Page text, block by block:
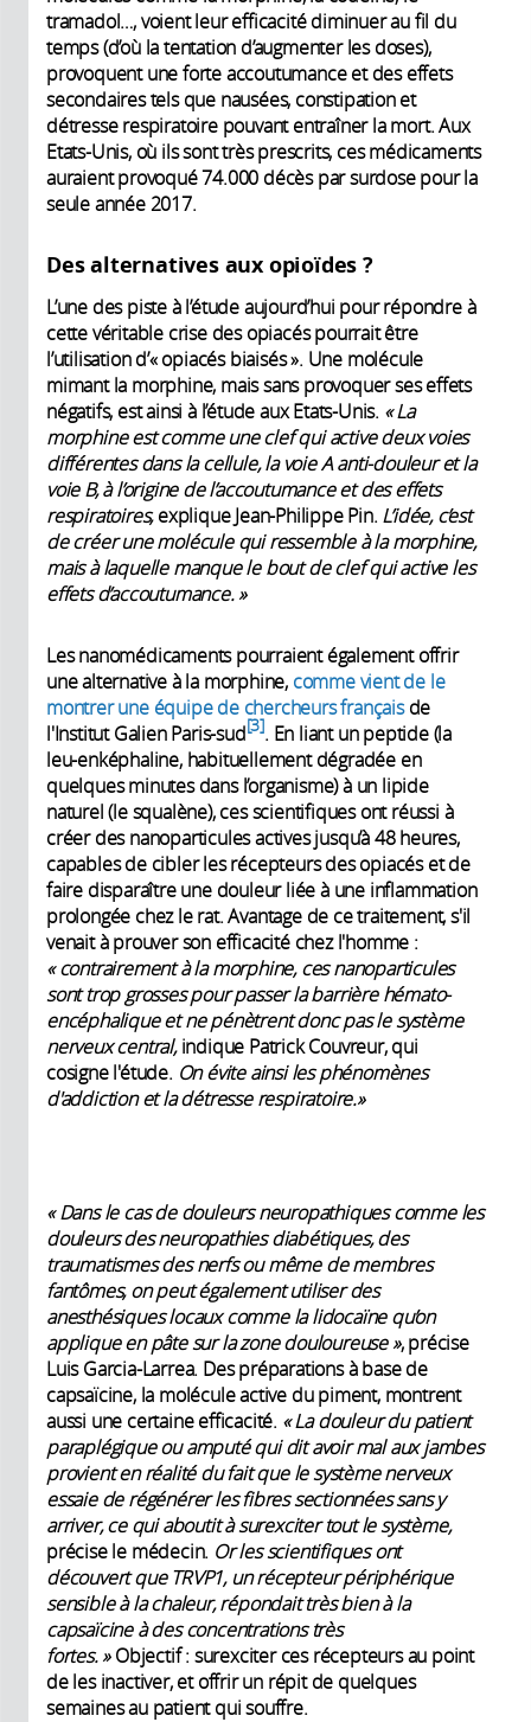
tramadol…, voient leur efficacité diminuer au fil du
temps (d’où la tentation d’augmenter les doses),
provoquent une forte accoutumance et des effets
secondaires tels que nausées, constipation et
détresse respiratoire pouvant entraîner la mort. Aux
Etats-Unis, où ils sont très prescrits, ces médicaments
auraient provoqué 74.000 décès par surdose pour la
seule année 2017.
Des alternatives aux opioïdes ?
L’une des piste à l’étude aujourd’hui pour répondre à
cette véritable crise des opiacés pourrait être
l’utilisation d’« opiacés biaisés ». Une molécule
mimant la morphine, mais sans provoquer ses effets
négatifs, est ainsi à l’étude aux Etats-Unis. « La
morphine est comme une clef qui active deux voies
différentes dans la cellule, la voie A anti-douleur et la
voie B, à l’origine de l’accoutumance et des effets
respiratoires,explique Jean-Philippe Pin. L’idée, c’est
de créer une molécule qui ressemble à la morphine,
mais à laquelle manque le bout de clef qui active les
effets d’accoutumance. »
Les nanomédicaments pourraient également offrir
une alternative à la morphine, comme vient de le
montrer une équipe de chercheurs françaisde
l'Institut Galien Paris-sud 3 . En liant un peptide (la
leu-enképhaline, habituellement dégradée en
quelques minutes dans l’organisme) à un lipide
naturel (le squalène), ces scientifiques ont réussi à
créer des nanoparticules actives jusqu’à 48 heures,
capables de cibler les récepteurs des opiacés et de
faire disparaître une douleur liée à une inflammation
prolongée chez le rat. Avantage de ce traitement, s'il
venait à prouver son efficacité chez l'homme :
« contrairement à la morphine, ces nanoparticules
sont trop grosses pour passer la barrière hémato-
encéphalique et ne pénètrent donc pas le système
nerveux central,indique Patrick Couvreur, qui
cosigne l'étude. On évite ainsi les phénomènes
d'addiction et la détresse respiratoire.»
« Dans le cas de douleurs neuropathiques comme les
douleurs des neuropathies diabétiques, des
traumatismes des nerfs ou même de membres
fantômes, on peut également utiliser des
anesthésiques locaux comme la lidocaïne qu’on
applique en pâte sur la zone douloureuse », précise
Luis Garcia-Larrea. Des préparations à base de
capsaïcine, la molécule active du piment, montrent
aussi une certaine efficacité. « La douleur du patient
paraplégique ou amputé qui dit avoir mal aux jambes
provient en réalité du fait que le système nerveux
essaie de régénérer les fibres sectionnées sans y
arriver, ce qui aboutit à surexciter tout le système,
précise le médecin. Or les scientifiques ont
découvert que TRVP1, un récepteur périphérique
sensible à la chaleur, répondait très bien à la
capsaïcine à des concentrations très
fortes. »Objectif : surexciter ces récepteurs au point
de les inactiver, et offrir un répit de quelques
semaines au patient qui souffre.